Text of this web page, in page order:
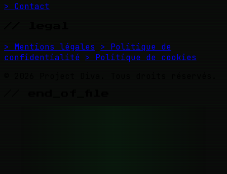
> Contact
> Mentions légales
> Politique de
confidentialité > Politique de cookies